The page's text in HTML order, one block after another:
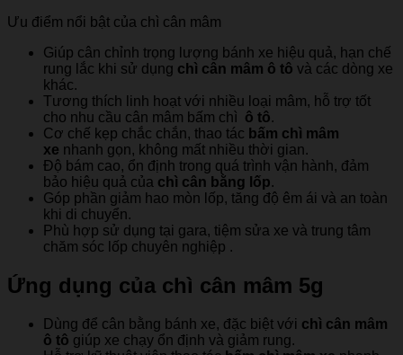
Ưu điểm nổi bật của chì cân mâm
Giúp cân chỉnh trọng lượng bánh xe hiệu quả, hạn chế
rung lắc khi sử dụng chì cân mâm ô tô và các dòng xe
khác.
Tương thích linh hoạt với nhiều loại mâm, hỗ trợ tốt
cho nhu cầu cân mâm bấm chì ô tô.
Cơ chế kẹp chắc chắn, thao tác bấm chì mâm
xe nhanh gọn, không mất nhiều thời gian.
Độ bám cao, ổn định trong quá trình vận hành, đảm
bảo hiệu quả của chì cân bằng lốp.
Góp phần giảm hao mòn lốp, tăng độ êm ái và an toàn
khi di chuyển.
Phù hợp sử dụng tại gara, tiệm sửa xe và trung tâm
chăm sóc lốp chuyên nghiệp .
Ứng dụng của chì cân mâm 5g
Dùng để cân bằng bánh xe, đặc biệt với chì cân mâm
ô tô giúp xe chạy ổn định và giảm rung.